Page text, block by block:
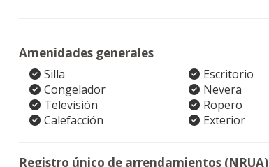
Amenidades generales
Silla Escritorio
Congelador
Nevera
Televisión
Ropero
Calefacción
Exterior
Registro único de arrendamientos (NRUA)